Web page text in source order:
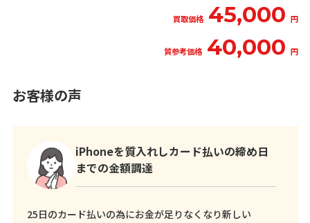
買取価格 45,000 円
質参考価格 40,000 円
お客様の声
iPhoneを質入れしカード払いの締め日
までの金額調達
25日のカード払いの為にお金が足りなくなり新しい